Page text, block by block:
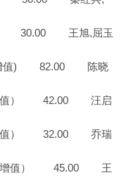
） 30.00 王旭,屈玉
配增值) 82.00 陈晓
增值） 42.00 汪启
增值） 32.00 乔瑞
/配增值） 45.00 王